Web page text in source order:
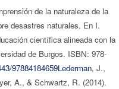
de la naturaleza de la
desastres naturales. En I.
científica alineada con la
de Burgos. ISBN: 978-
97884184659Lederman, J.,
A., & Schwartz, R. (2014).